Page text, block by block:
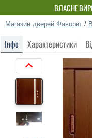
ВЛАСНЕ
Магазин дверей Фаворит /
Інфо Характеристики